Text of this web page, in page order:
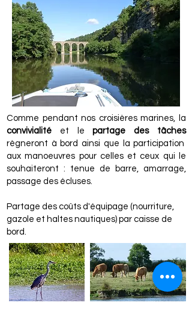
Comme pendant nos croisières marines, la
convivialité et lepartage des tâches
règneront à bord ainsi que la participation
aux manoeuvres pour celles et ceux qui le
souhaiteront : tenue de barre, amarrage,
passage des écluses.
Partage des coûts d'équipage (nourriture,
gazole et haltes nautiques) par caisse de
bord.